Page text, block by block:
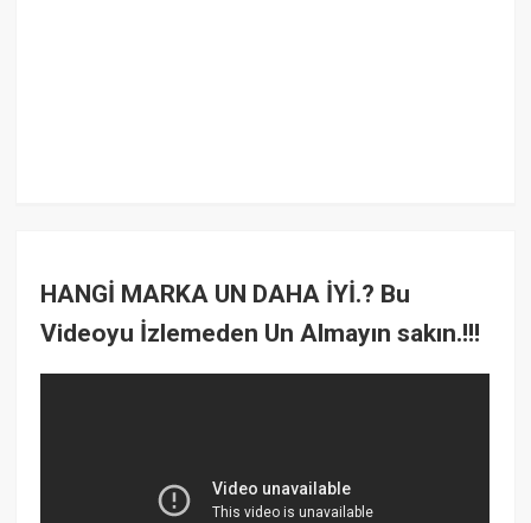
HANGİ MARKA UN DAHA İYİ.? Bu
Videoyu İzlemeden Un Almayın sakın.!!!